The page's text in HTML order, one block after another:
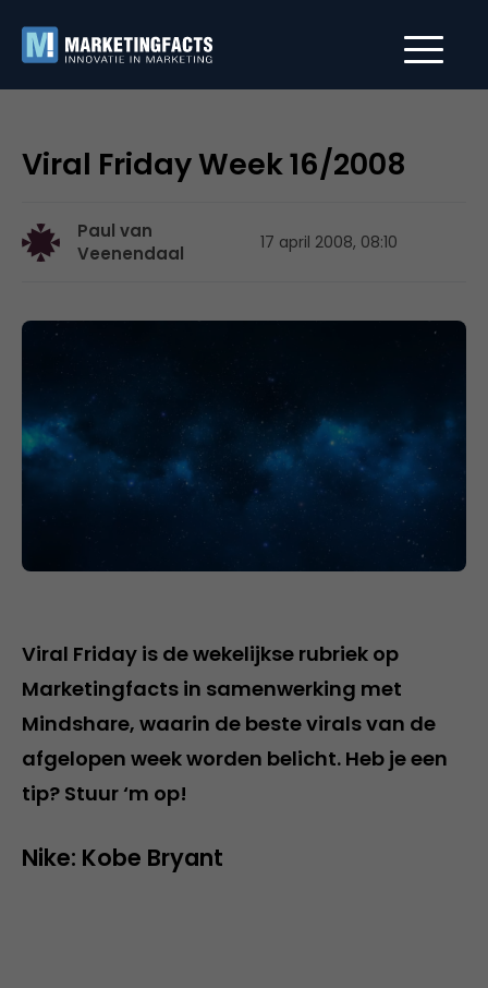
Viral Friday Week 16/2008
Paul van
Veenendaal
17 april 2008, 08:10
Viral Friday is de wekelijkse rubriek op
Marketingfacts in samenwerking met
Mindshare, waarin de beste virals van de
afgelopen week worden belicht. Heb je een
tip? Stuur ‘m op!
Nike: Kobe Bryant